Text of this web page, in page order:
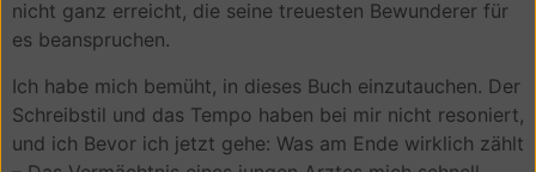
nicht ganz erreicht, die seine treuesten Bewunderer für
es beanspruchen.
Ich habe mich bemüht, in dieses Buch einzutauchen. Der
Schreibstil und das Tempo haben bei mir nicht resoniert,
und ich Bevor ich jetzt gehe: Was am Ende wirklich zählt